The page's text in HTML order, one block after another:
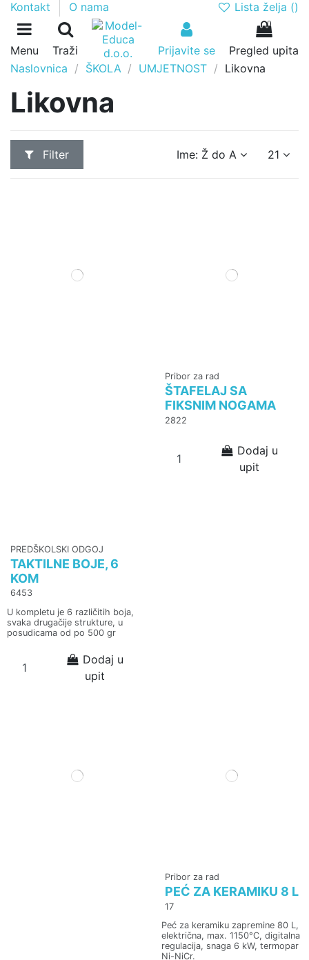
Kontakt O nama Lista želja ()
Menu Traži Prijavite se
0
Pregled upita
Naslovnica
ŠKOLA UMJETNOST Likovna
Likovna
Filter Ime: Ž do A 21
PREDŠKOLSKI ODGOJ
TAKTILNE BOJE, 6
KOM
6453
U kompletu je 6 različitih boja,
svaka drugačije strukture, u
posudicama od po 500 gr
Dodaj u
upit
Pribor za rad
ŠTAFELAJ SA
FIKSNIM NOGAMA
2822
Dodaj u
upit
Pribor za rad
PEĆ ZA KERAMIKU 8 L
17
Peć za keramiku zapremine 80 L,
električna, max. 1150°C, digitalna
regulacija, snaga 6 kW, termopar
Ni-NiCr.